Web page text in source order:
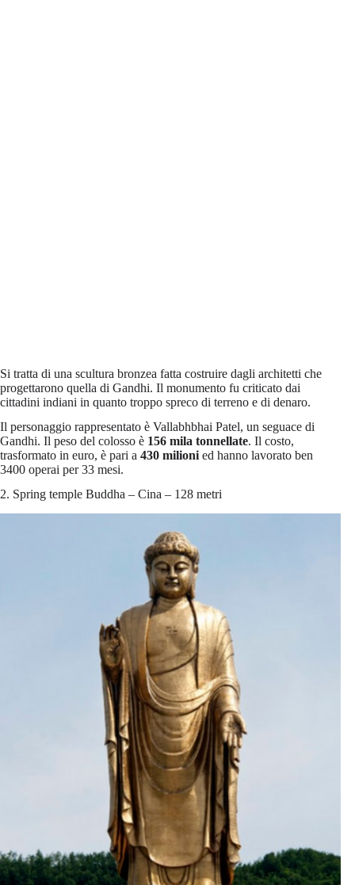
Si tratta di una scultura bronzea fatta costruire dagli architetti che
progettarono quella di Gandhi. Il monumento fu criticato dai
cittadini indiani in quanto troppo spreco di terreno e di denaro.
Il personaggio rappresentato è Vallabhbhai Patel, un seguace di
Gandhi. Il peso del colosso è 156 mila tonnellate. Il costo,
trasformato in euro, è pari a 430 milioni ed hanno lavorato ben
3400 operai per 33 mesi.
2. Spring temple Buddha – Cina – 128 metri